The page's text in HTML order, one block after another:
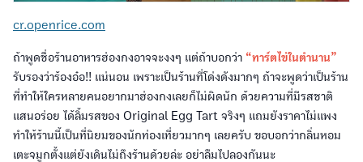
cr.openrice.com
ถ้าพูดชื่อร้านอาหารฮ่องกงอาจจะงงๆ แต่ถ้าบอกว่า “ทาร์ตไข่ในตำนาน”
รับรองว่าร้องอ๋อ!! แน่นอน เพราะเป็นร้านที่โด่งดังมากๆ ถ้าจะพูดว่าเป็นร้าน
ที่ทำให้ใครหลายคนอยากมาฮ่องกงเลยก็ไม่ผิดนัก ด้วยความที่มีรสชาติ
แสนอร่อย ได้ลิ้มรสของ Original Egg Tart จริงๆ แถมยังราคาไม่แพง
ทำให้ร้านนี้เป็นที่นิยมของนักท่องเที่ยวมากๆ เลยครับ ขอบอกว่ากลิ่นหอม
เตะจมูกตั้งแต่ยังเดินไม่ถึงร้านด้วยล่ะ อย่าลืมไปลองกันนะ